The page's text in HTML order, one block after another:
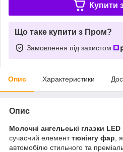
Купити
Що таке купити з Пром?
Замовлення під захистом
Опис Характеристики
Опис
Молочні ангельські глазки
сучасний елементтюнінгу фар ,
автомобілю стильного та